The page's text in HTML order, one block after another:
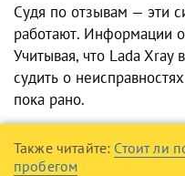
Судя по отзывам — эти
работают. Информации
Учитывая, что Lada Xray
судить о
пока рано.
Также читайте: Стоит ли
пробегом